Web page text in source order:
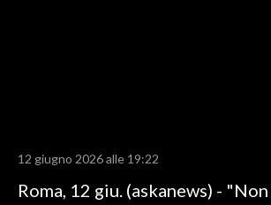
RISULTATI E CLASSIFICHE
CALCIO
12 giugno 2026 alle 19:22
Roma, 12 giu. (askanews) -